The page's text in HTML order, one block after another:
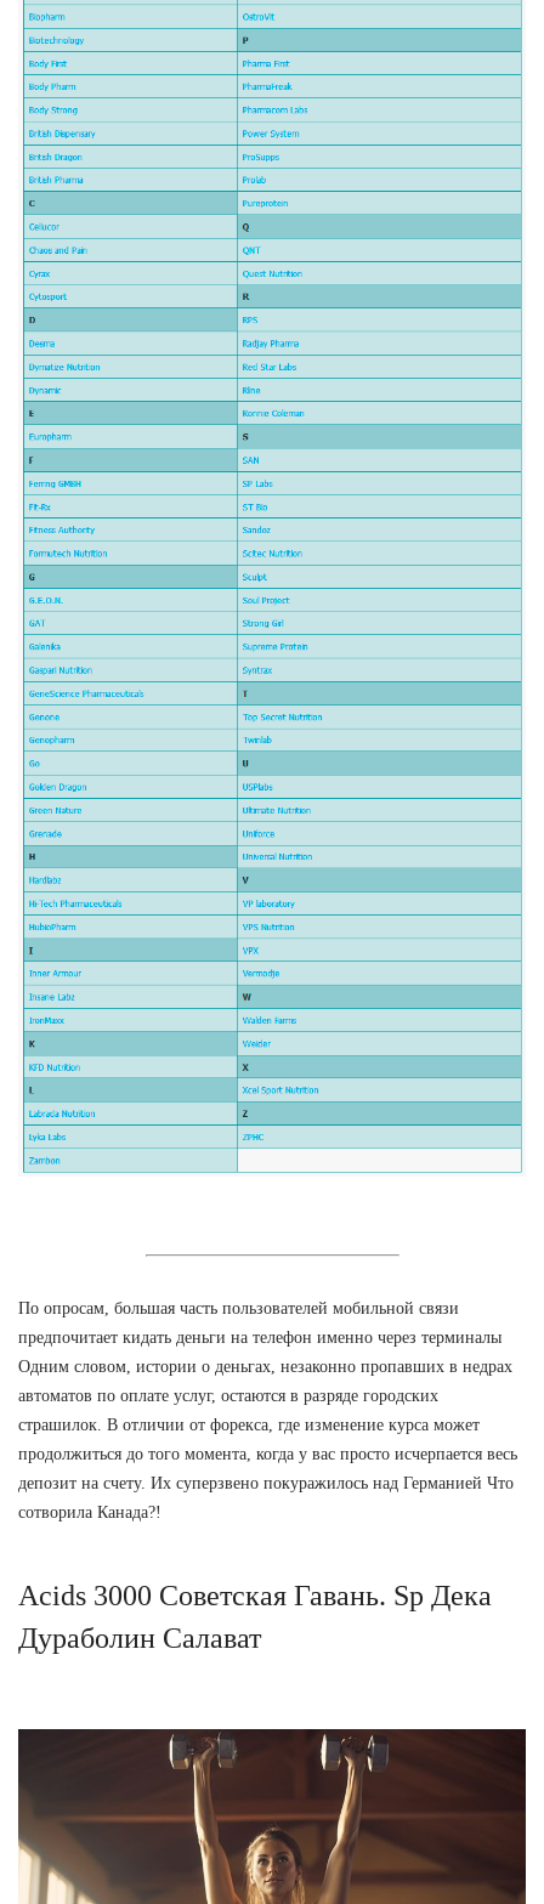
По опросам, большая часть пользователей мобильной связи
предпочитает кидать деньги на телефон именно через терминалы
Одним словом, истории о деньгах, незаконно пропавших в недрах
автоматов по оплате услуг, остаются в разряде городских
страшилок. В отличии от форекса, где изменение курса может
продолжиться до того момента, когда у вас просто исчерпается весь
депозит на счету. Их суперзвено покуражилось над Германией Что
сотворила Канада?!
Acids 3000 Советская Гавань. Sp Дека
Дураболин Салават